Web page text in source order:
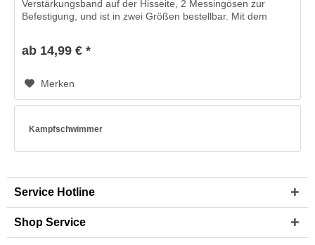
Verstärkungsband auf der Hisseite, 2 Messingösen zur
Befestigung, und ist in zwei Größen bestellbar. Mit dem
ab 14,99 € *
Merken
Kampfschwimmer
Service Hotline
Shop Service